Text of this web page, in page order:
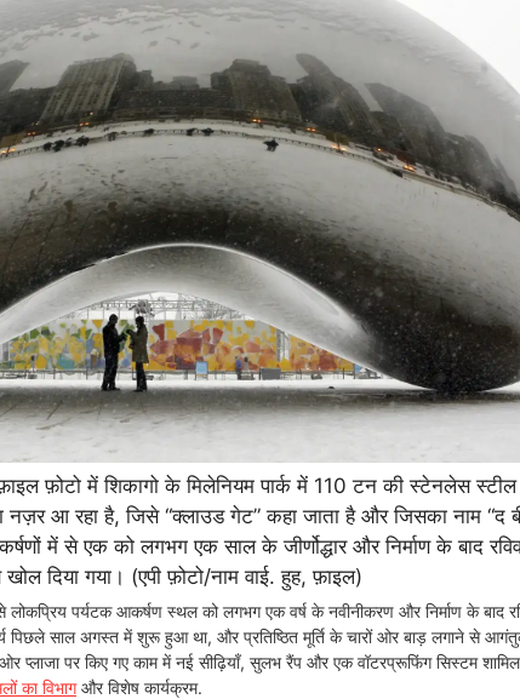
फ़ोटो में शिकागो के मिलेनियम पार्क में 110 टन की स्टेनलेस
आ रहा है, जिसे “क्लाउड गेट” कहा जाता है और जिसका नाम “द
में से एक को लगभग एक साल के जीर्णोद्धार और निर्माण के बाद
दिया गया। (एपी फ़ोटो/नाम वाई. हुह, फ़ाइल)
लोकप्रिय पर्यटक आकर्षण स्थल को लगभग एक वर्ष के नवीनीकरण और निर्माण के बाद
पिछले साल अगस्त में शुरू हुआ था, और प्रतिष्ठित मूर्ति के चारों ओर बाड़ लगाने से
ओर प्लाजा पर किए गए काम में नई सीढ़ियाँ, सुलभ रैंप और एक वॉटरप्रूफिंग सिस्टम
का विभागऔर विशेष कार्यक्रम.